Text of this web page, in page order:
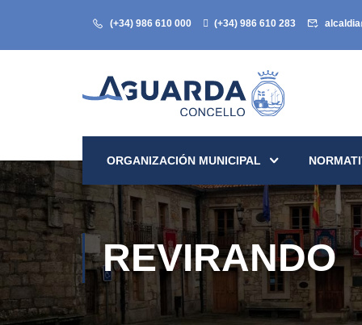
(+34) 986 610 000 (+34) 986 610 283
ORGANIZACIÓN MUNICIPAL
REVIRANDO